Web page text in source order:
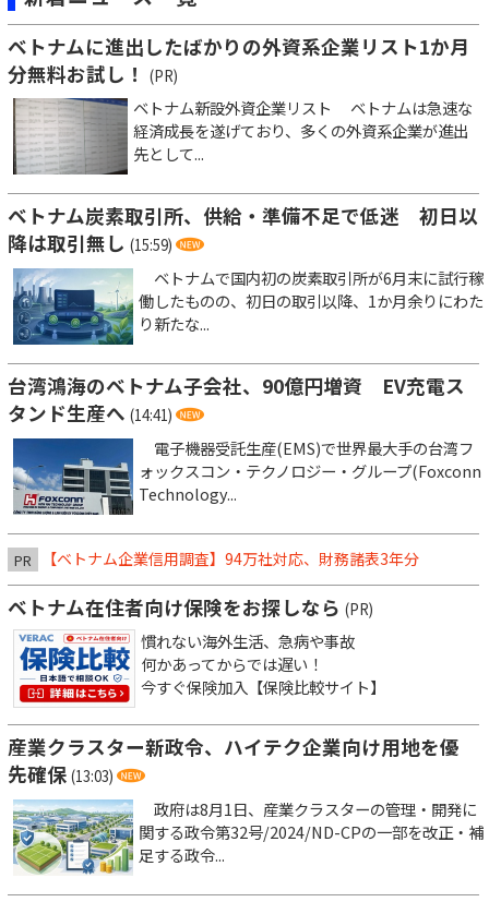
ベトナムに進出したばかりの外資系企業リスト1か月
分無料お試し！
(PR)
ベトナム新設外資企業リスト ベトナムは急速な
経済成長を遂げており、多くの外資系企業が進出
先として...
ベトナム炭素取引所、供給・準備不足で低迷 初日以
降は取引無し (15:59)
ベトナムで国内初の炭素取引所が6月末に試行稼
働したものの、初日の取引以降、1か月余りにわた
り新たな...
台湾鴻海のベトナム子会社、90億円増資 EV充電ス
タンド生産へ (14:41)
電子機器受託生産(EMS)で世界最大手の台湾フ
ォックスコン・テクノロジー・グループ(Foxconn
Technology...
PR 【ベトナム企業信用調査】94万社対応、財務諸表3年分
ベトナム在住者向け保険をお探しなら (PR)
慣れない海外生活、急病や事故
何かあってからでは遅い！
今すぐ保険加入【保険比較サイト】
産業クラスター新政令、ハイテク企業向け用地を優
先確保 (13:03)
政府は8月1日、産業クラスターの管理・開発に
関する政令第32号/2024/ND-CPの一部を改正・補
足する政令...